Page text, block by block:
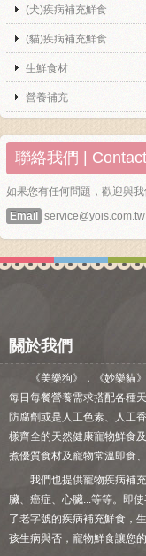
(犬)疾病補充鮮食
(貓)疾病補充鮮食
生鮮食材
營養補充
聯絡我們 | Contact
如果您有任何問題，歡迎與
Email
service@yois.com.tw
關於我們
《美樂狗》．《妙樂貓
每日每餐營養需求搭配各種
防腐劑或是人工色素、人工
樣齊全的天然健康寵物鮮食
煮優質食材及寵物常溫即食、
我們也提供寵物疾病補
臟、癌症、心臟...等等。即
了老字號的疾病補充鮮食，
孩生病與否，寵物鮮食讓您